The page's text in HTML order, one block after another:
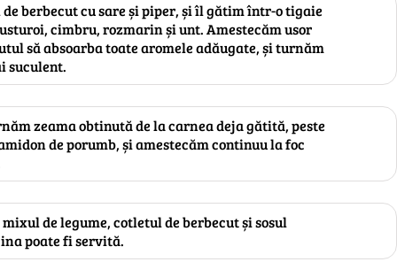
berbecut cu sare și piper, și îl gătim într-o tigaie
cimbru, rozmarin și unt. Amestecăm usor
să absoarba toate aromele adăugate, și turnăm
suculent.
zeama obtinută de la carnea deja gătită, peste
de porumb, și amestecăm continuu la foc
de legume, cotletul de berbecut și sosul
poate fi servită.